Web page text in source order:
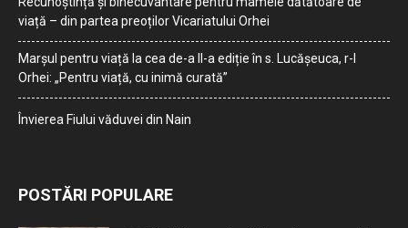
viață – din partea preoților Vicariatului Orhei
Marșul pentru viață la cea de-a II-a ediție în s. Lucășeuca, r-l
Orhei: „Pentru viață, cu inimă curată”
Învierea Fiului văduvei din Nain
POSTĂRI POPULARE